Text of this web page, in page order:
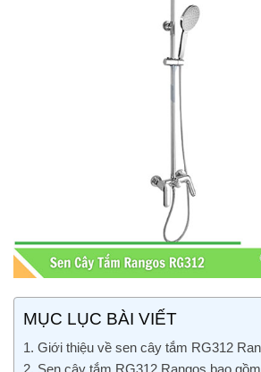
MỤC LỤC BÀI VIẾT
1. Giới thiệu về sen cây tắm RG312
2. Sen cây tắm RG312 Rangos bao gồm